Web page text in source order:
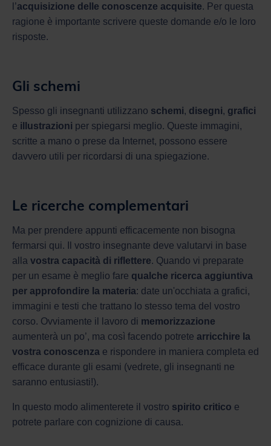
l’acquisizione delle conoscenze acquisite. Per questa
ragione è importante scrivere queste domande e/o le loro
risposte.
Gli schemi
Spesso gli insegnanti utilizzano schemi, disegni, grafici
e illustrazioni per spiegarsi meglio. Queste immagini,
scritte a mano o prese da Internet, possono essere
davvero utili per ricordarsi di una spiegazione.
Le ricerche complementari
Ma per prendere appunti efficacemente non bisogna
fermarsi qui. Il vostro insegnante deve valutarvi in base
alla vostra capacità di riflettere. Quando vi preparate
per un esame è meglio fare qualche ricerca aggiuntiva
per approfondire la materia: date un'occhiata a grafici,
immagini e testi che trattano lo stesso tema del vostro
corso. Ovviamente il lavoro di memorizzazione
aumenterà un po’, ma così facendo potrete arricchire la
vostra conoscenza e rispondere in maniera completa ed
efficace durante gli esami (vedrete, gli insegnanti ne
saranno entusiasti!).
In questo modo alimenterete il vostro spirito critico e
potrete parlare con cognizione di causa.